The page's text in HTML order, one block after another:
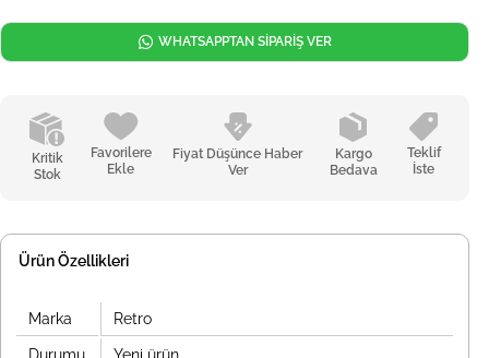
Kritik
Stok
Favorilere
Ekle
Fiyat Düşünce Haber
Ver
Kargo
Bedava
Teklif
İste
WHATSAPPTAN SİPARİŞ VER
Ürün Özellikleri
Marka Retro